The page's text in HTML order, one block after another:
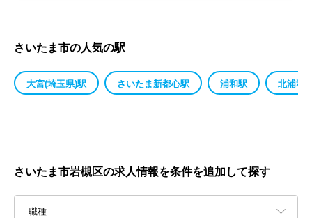
さいたま市の人気の駅
大宮(埼玉県)駅 さいたま新都心駅 浦和駅 北浦和
さいたま市岩槻区の求人情報を条件を追加して探す
職種